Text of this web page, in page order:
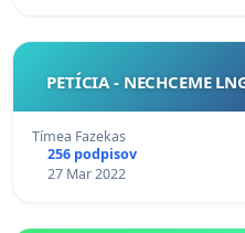
PETÍCIA - NECHCEME
Tímea Fazekas
256 podpisov
27 Mar 2022